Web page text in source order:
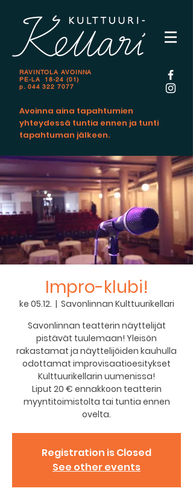
RAVINTOLA AVOINNA
PE-LA 18-24 (01)
p. 044 322 7077
Avoinna aina tapahtumien
yhteydessä tuntia ennen ja tunti
tapahtuman jälkeen.
Impro-klubi!
ke 05.12.
  |
Savonlinnan Kulttuurikellari
Savonlinnan teatterin näyttelijät
pistävät tuulemaan! Yleisön
rakastamat ja näyttelijöiden kauhulla
odottamat improvisaatioesitykset
Kulttuurikellarin uumenissa!
Liput 20 € ennakkoon teatterin
myyntitoimistolta tai tuntia ennen
ovelta.
Registration is Closed
See other events